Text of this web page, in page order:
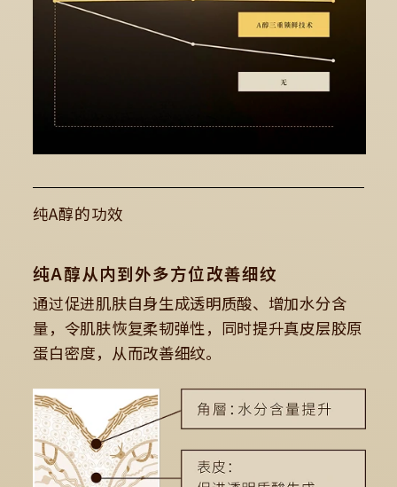
纯A醇的功效
纯A醇从内到外多方位改善细纹
通过促进肌肤自身生成透明质酸、增加水分含
量，令肌肤恢复柔韧弹性，同时提升真皮层胶原
蛋白密度，从而改善细纹。